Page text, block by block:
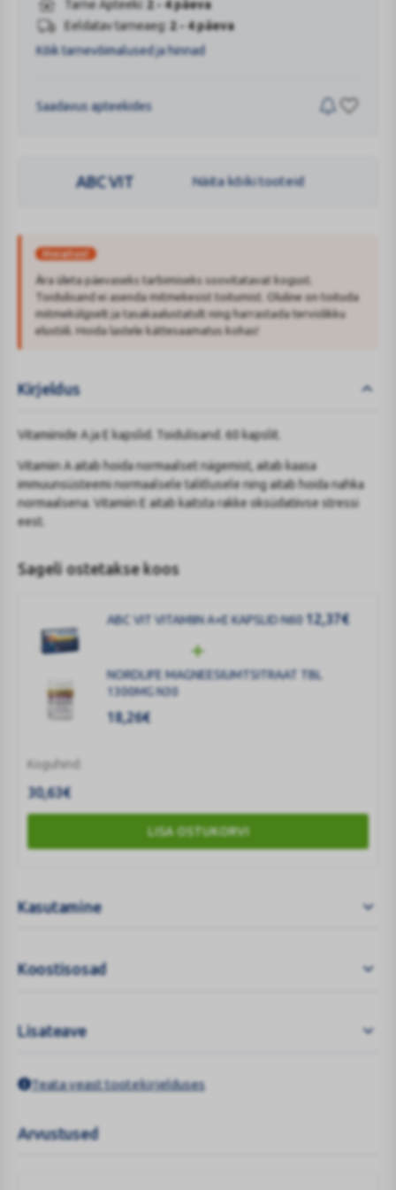
Tarne Apteeki: 2 - 4 päeva
Eeldatav tarneaeg: 2 - 4 päeva
Kõik tarnevõimalused ja hinnad
Saadavus apteekides
ABC VIT Näita kõiki tooteid
Hoiatus!
Ära ületa päevaseks tarbimiseks soovitatavat kogust.
Toidulisand ei asenda mitmekesist toitumist. Oluline on toituda
mitmekülgselt ja tasakaalustatult ning harrastada tervislikku
elustiili. Hoida lastele kättesaamatus kohas!
Kirjeldus
Vitamiinide A ja E kapslid. Toidulisand. 60 kapslit.
Vitamiin A aitab hoida normaalset nägemist, aitab kaasa
immuunsüsteemi normaalsele talitlusele ning aitab hoida nahka
normaalsena. Vitamiin E aitab kaitsta rakke oksüdatiivse stressi
eest.
Sageli ostetakse koos
ABC VIT VITAMIIN A+E KAPSLID N60 12,37€
NORDLIFE MAGNEESIUMTSITRAAT TBL
1300MG N30
18,26€
Koguhind:
30,63€
LISA OSTUKORVI
Kasutamine
Koostisosad
Lisateave
Teata veast tootekirjelduses
Arvustused